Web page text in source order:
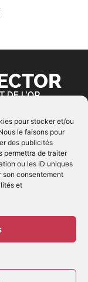
pour stocker et/ou
le faisons pour
des publicités
permettra de traiter
ou les ID uniques
son consentement
et
| Tous Droits